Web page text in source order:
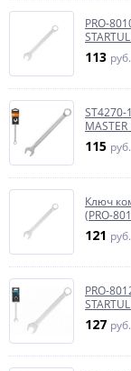
PRO-
113 руб.
115 руб.
Ключ
(PRO-
121 руб.
PRO-
127 руб.